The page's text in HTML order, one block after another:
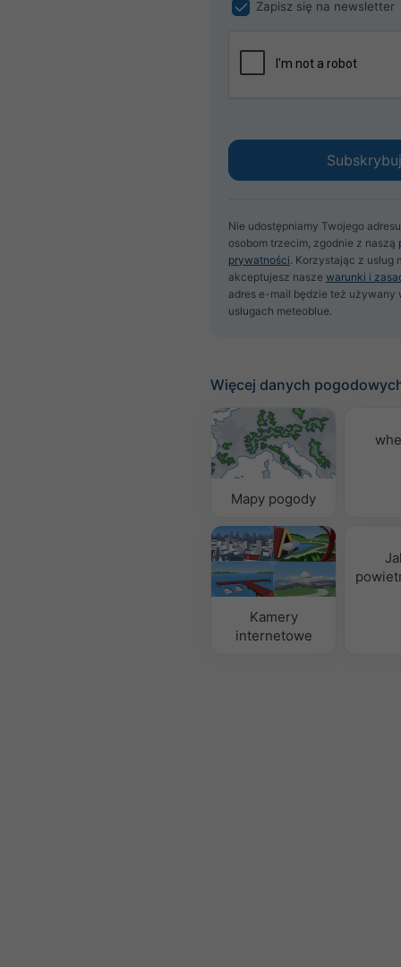
Zapisz się na newsletter
Nie udostępniamy Twojego
osobom trzecim, zgodnie z naszą
prywatności . Korzystając z usług
akceptujesz nasze warunki i
adres e-mail będzie też używany
usługach meteoblue.
Więcej danych
Mapy pogody
Kamery
internetowe